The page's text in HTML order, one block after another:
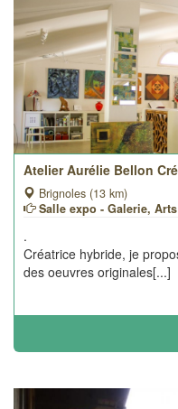
Atelier Aurélie Bellon
Brignoles (13 km)
Salle expo - Galerie,
.
Créatrice hybride, je
des oeuvres originales[...]